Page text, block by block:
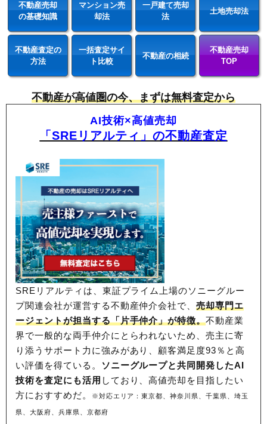
不動産売却
の基礎知識
マンション売
却法
一戸建て売却
法
土地売却法
不動産査定の
方法
一括査定サイ
ト比較
不動産の相続
不動産売却
TOP
不動産が高値圏の今、まずは無料査定から
AI技術×高値売却
「SREリアルティ」の不動産査定
SREリアルティは、東証プライム上場のソニーグルー
プ関連会社が運営する不動産仲介会社で、売却専門エ
ージェントが担当する「片手仲介」が特徴。不動産業
界で一般的な両手仲介にとらわれないため、売主に寄
り添うサポート力に強みがあり、顧客満足度93％と高
い評価を得ている。 ソニーグループと共同開発したAI
技術を査定にも活用 しており、高値売却を目指したい
方におすすめだ。
※対応エリア：東京都、神奈川県、千葉県、埼玉
県、大阪府、兵庫県、京都府